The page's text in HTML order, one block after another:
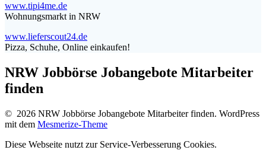
www.tipi4me.de
Wohnungsmarkt in NRW
www.lieferscout24.de
Pizza, Schuhe, Online einkaufen!
NRW Jobbörse Jobangebote Mitarbeiter
finden
© 2026 NRW Jobbörse Jobangebote Mitarbeiter finden. WordPress
mit dem Mesmerize-Theme
Diese Webseite nutzt zur Service-Verbesserung Cookies.